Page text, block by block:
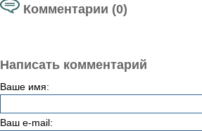
Комментарии (0)
Написать комментарий
Ваше имя:
Ваш e-mail: